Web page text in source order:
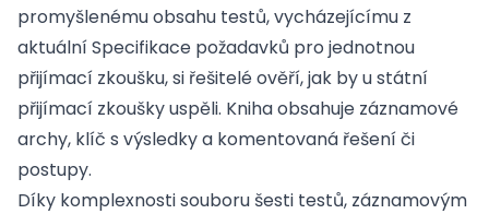
promyšlenému obsahu testů, vycházejícímu z
aktuální Specifikace požadavků pro jednotnou
přijímací zkoušku, si řešitelé ověří, jak by u státní
přijímací zkoušky uspěli. Kniha obsahuje záznamové
archy, klíč s výsledky a komentovaná řešení či
postupy.
Díky komplexnosti souboru šesti testů, záznamovým